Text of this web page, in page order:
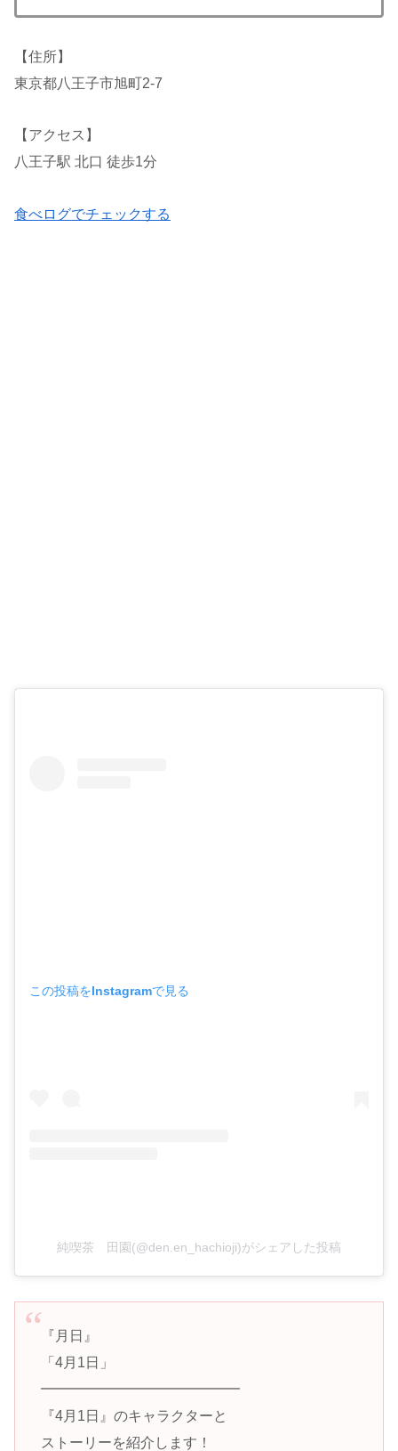
【住所】
東京都八王子市旭町2-7
【アクセス】
八王子駅 北口 徒歩1分
食べログでチェックする
この投稿をInstagramで見る
純喫茶 田園(@den.en_hachioji)がシェアした投稿
『月日』
「4月1日」
━━━━━━━━━━━━━━
『4月1日』のキャラクターと
ストーリーを紹介します！